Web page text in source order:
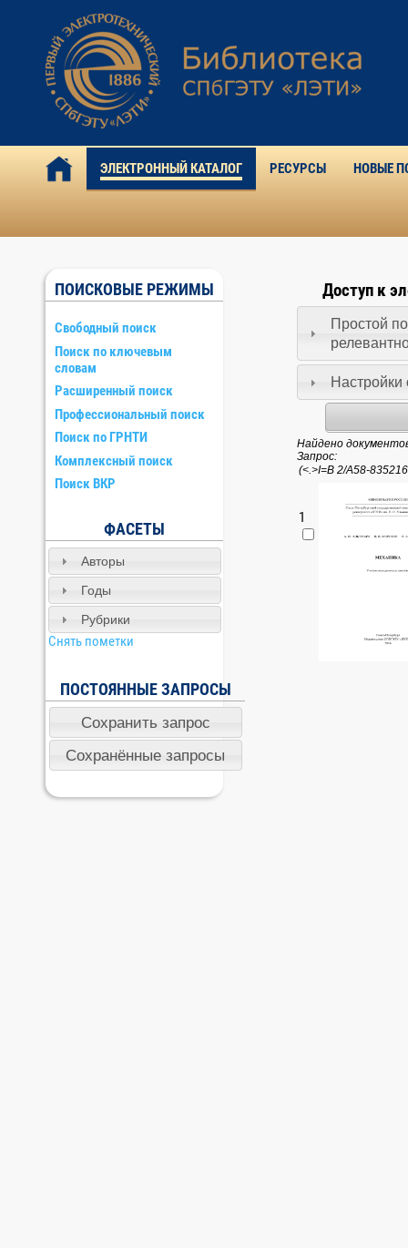
ЭЛЕКТРОННЫЙ КАТАЛОГ РЕСУРСЫ НОВЫЕ
ПОИСКОВЫЕ РЕЖИМЫ
Свободный поиск
Поиск по ключевым
словам
Расширенный поиск
Профессиональный поиск
Поиск по ГРНТИ
Комплексный поиск
Поиск ВКР
ФАСЕТЫ
Авторы
Годы
Рубрики
Снять пометки
ПОСТОЯННЫЕ ЗАПРОСЫ
Доступ к
Простой
Настройки
Найдено
Запрос:
1